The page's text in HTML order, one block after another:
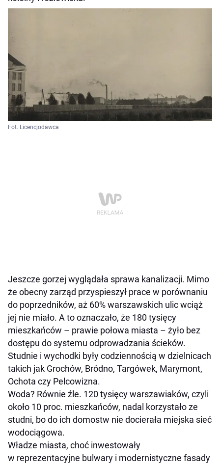
Fot. Licencjodawca
Jeszcze gorzej wyglądała sprawa kanalizacji. Mimo
że obecny zarząd przyspieszył prace w porównaniu
do poprzedników, aż 60% warszawskich ulic wciąż
jej nie miało. A to oznaczało, że 180 tysięcy
mieszkańców – prawie połowa miasta – żyło bez
dostępu do systemu odprowadzania ścieków.
Studnie i wychodki były codziennością w dzielnicach
takich jak Grochów, Bródno, Targówek, Marymont,
Ochota czy Pelcowizna.
Woda? Równie źle. 120 tysięcy warszawiaków, czyli
około 10 proc. mieszkańców, nadal korzystało ze
studni, bo do ich domostw nie docierała miejska sieć
wodociągowa.
Władze miasta, choć inwestowały
w reprezentacyjne bulwary i modernistyczne fasady